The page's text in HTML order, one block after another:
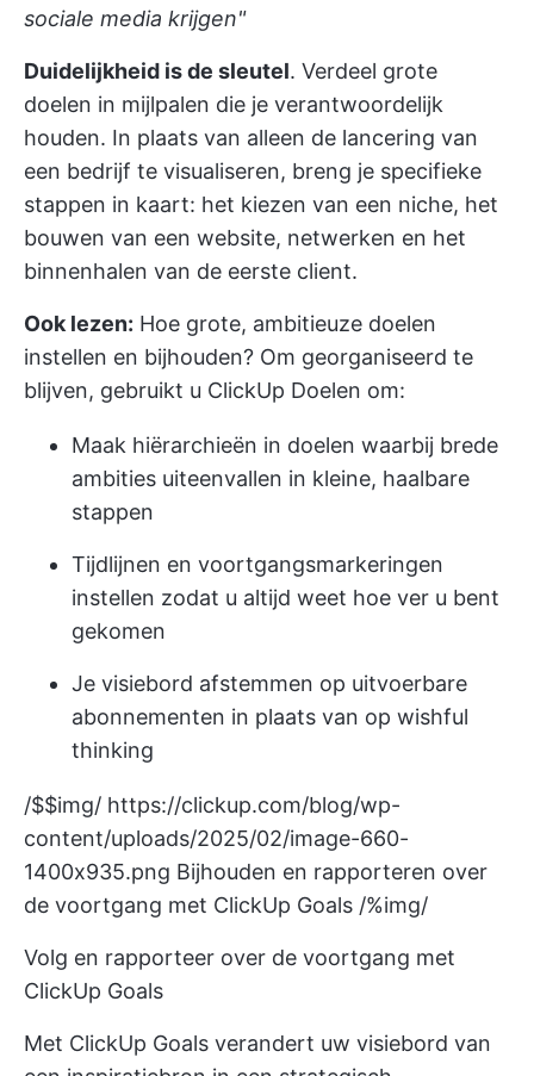
sociale media krijgen"
Duidelijkheid is de sleutel. Verdeel grote
doelen in mijlpalen die je verantwoordelijk
houden. In plaats van alleen de lancering van
een bedrijf te visualiseren, breng je specifieke
stappen in kaart: het kiezen van een niche, het
bouwen van een website, netwerken en het
binnenhalen van de eerste client.
Ook lezen: Hoe grote, ambitieuze doelen
instellen en bijhouden? Om georganiseerd te
blijven, gebruikt u ClickUp Doelen om:
Maak hiërarchieën in doelen waarbij brede
ambities uiteenvallen in kleine, haalbare
stappen
Tijdlijnen en voortgangsmarkeringen
instellen zodat u altijd weet hoe ver u bent
gekomen
Je visiebord afstemmen op uitvoerbare
abonnementen in plaats van op wishful
thinking
/$$img/ https://clickup.com/blog/wp-
content/uploads/2025/02/image-660-
1400x935.png Bijhouden en rapporteren over
de voortgang met ClickUp Goals /%img/
Volg en rapporteer over de voortgang met
ClickUp Goals
Met ClickUp Goals verandert uw visiebord van